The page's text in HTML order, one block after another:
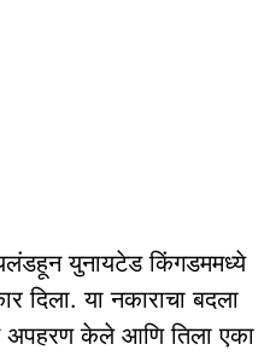
युनायटेड किंगडममध्ये
दिला. या नकाराचा बदला
अपहरण केले आणि तिला एका